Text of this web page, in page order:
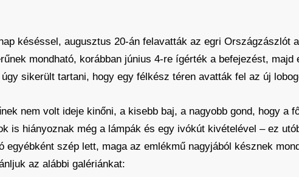
késéssel, augusztus 20-án felavatták az egri Országzászlót
mondható, korábban június 4-re ígérték a befejezést,
sikerült tartani, hogy egy félkész téren avatták fel az új
nem volt ideje kinőni, a kisebb baj, a nagyobb gond, hogy
is hiányoznak még a lámpák és egy ivókút kivételével – ez
egyébként szép lett, maga az emlékmű nagyjából késznek
az alábbi galériánkat: